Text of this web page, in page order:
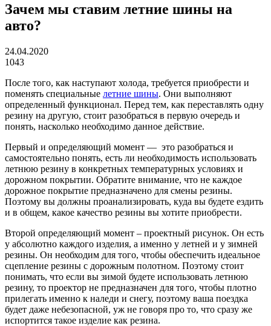
Зачем мы ставим летние шины на
авто?
24.04.2020
1043
После того, как наступают холода, требуется приобрести и
поменять специальные летние шины. Они выполняют
определенный функционал. Перед тем, как переставлять одну
резину на другую, стоит разобраться в первую очередь и
понять, насколько необходимо данное действие.
Первый и определяющий момент — это разобраться и
самостоятельно понять, есть ли необходимость использовать
летнюю резину в конкретных температурных условиях и
дорожном покрытии. Обратите внимание, что не каждое
дорожное покрытие предназначено для смены резины.
Поэтому вы должны проанализировать, куда вы будете ездить
и в общем, какое качество резины вы хотите приобрести.
Второй определяющий момент – проектный рисунок. Он есть
у абсолютно каждого изделия, а именно у летней и у зимней
резины. Он необходим для того, чтобы обеспечить идеальное
сцепление резины с дорожным полотном. Поэтому стоит
понимать, что если вы зимой будете использовать летнюю
резину, то проектор не предназначен для того, чтобы плотно
прилегать именно к наледи и снегу, поэтому ваша поездка
будет даже небезопасной, уж не говоря про то, что сразу же
испортится такое изделие как резина.